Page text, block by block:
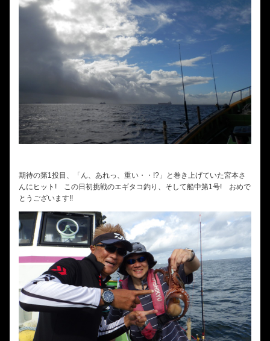
期待の第1投目、「ん、あれっ、重い・・!?」と巻き上げていた宮本さ
んにヒット! この日初挑戦のエギタコ釣り、そして船中第1号! おめで
とうございます!!